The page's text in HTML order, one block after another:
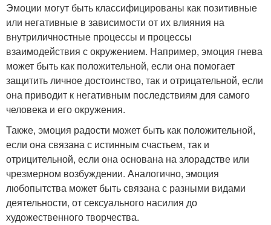
Эмоции могут быть классифицированы как позитивные
или негативные в зависимости от их влияния на
внутриличностные процессы и процессы
взаимодействия с окружением. Например, эмоция гнева
может быть как положительной, если она помогает
защитить личное достоинство, так и отрицательной, если
она приводит к негативным последствиям для самого
человека и его окружения.
Также, эмоция радости может быть как положительной,
если она связана с истинным счастьем, так и
отрицительной, если она основана на злорадстве или
чрезмерном возбуждении. Аналогично, эмоция
любопытства может быть связана с разными видами
деятельности, от сексуального насилия до
художественного творчества.